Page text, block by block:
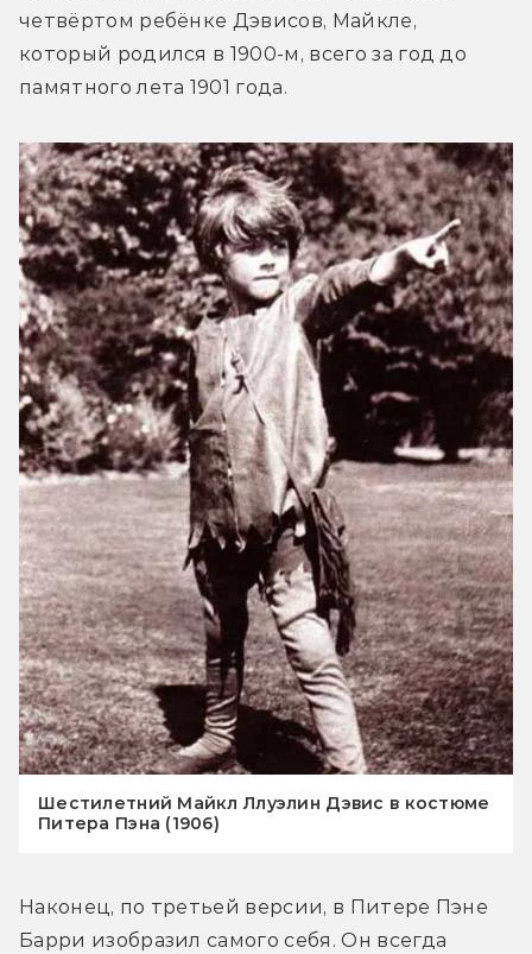
четвёртом ребёнке Дэвисов, Майкле,
который родился в 1900-м, всего за год до
памятного лета 1901 года.
Шестилетний Майкл Ллуэлин Дэвис в костюме
Питера Пэна (1906)
Наконец, по третьей версии, в Питере Пэне
Барри изобразил самого себя. Он всегда